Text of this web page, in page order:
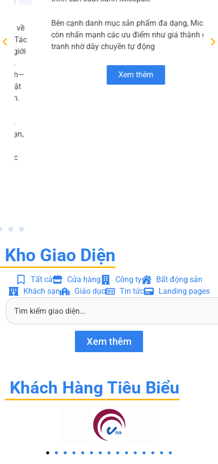
Micopak.vn là website chính thức của Công ty Cổ
phần Micopak – thành viên của HLC Việt Nam –
chuyên cung cấp các giải pháp bao bì giấy bền
vững như túi giấy, thanh nẹp góc, bao bì đóng
gói và bao bì thương mại điện tử. Trang chủ “Về
Micopak” giới thiệu tôn chỉ kết hợp công nghệ
Kho Giao Diện
Tất cả Cửa hàng Công ty
Bất động sản
Xem thêm
Khách Hàng Tiêu Biểu